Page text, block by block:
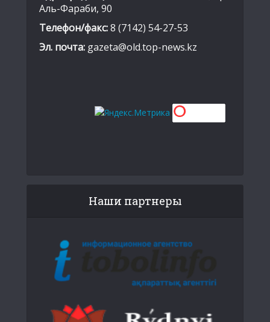
Аль-Фараби, 90
Телефон/факс:8 (7142) 54-27-53
Эл. почта: gazeta@old.top-news.kz
Наши партнеры